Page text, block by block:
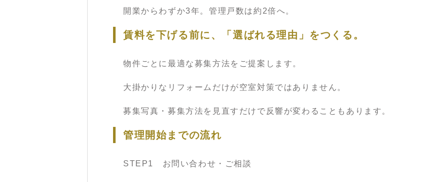
開業からわずか3年。管理戸数は約2倍へ。
賃料を下げる前に、「選ばれる理由」をつくる。
物件ごとに最適な募集方法をご提案します。
大掛かりなリフォームだけが空室対策ではありません。
募集写真・募集方法を見直すだけで反響が変わることもあります。
管理開始までの流れ
STEP1 お問い合わせ・ご相談